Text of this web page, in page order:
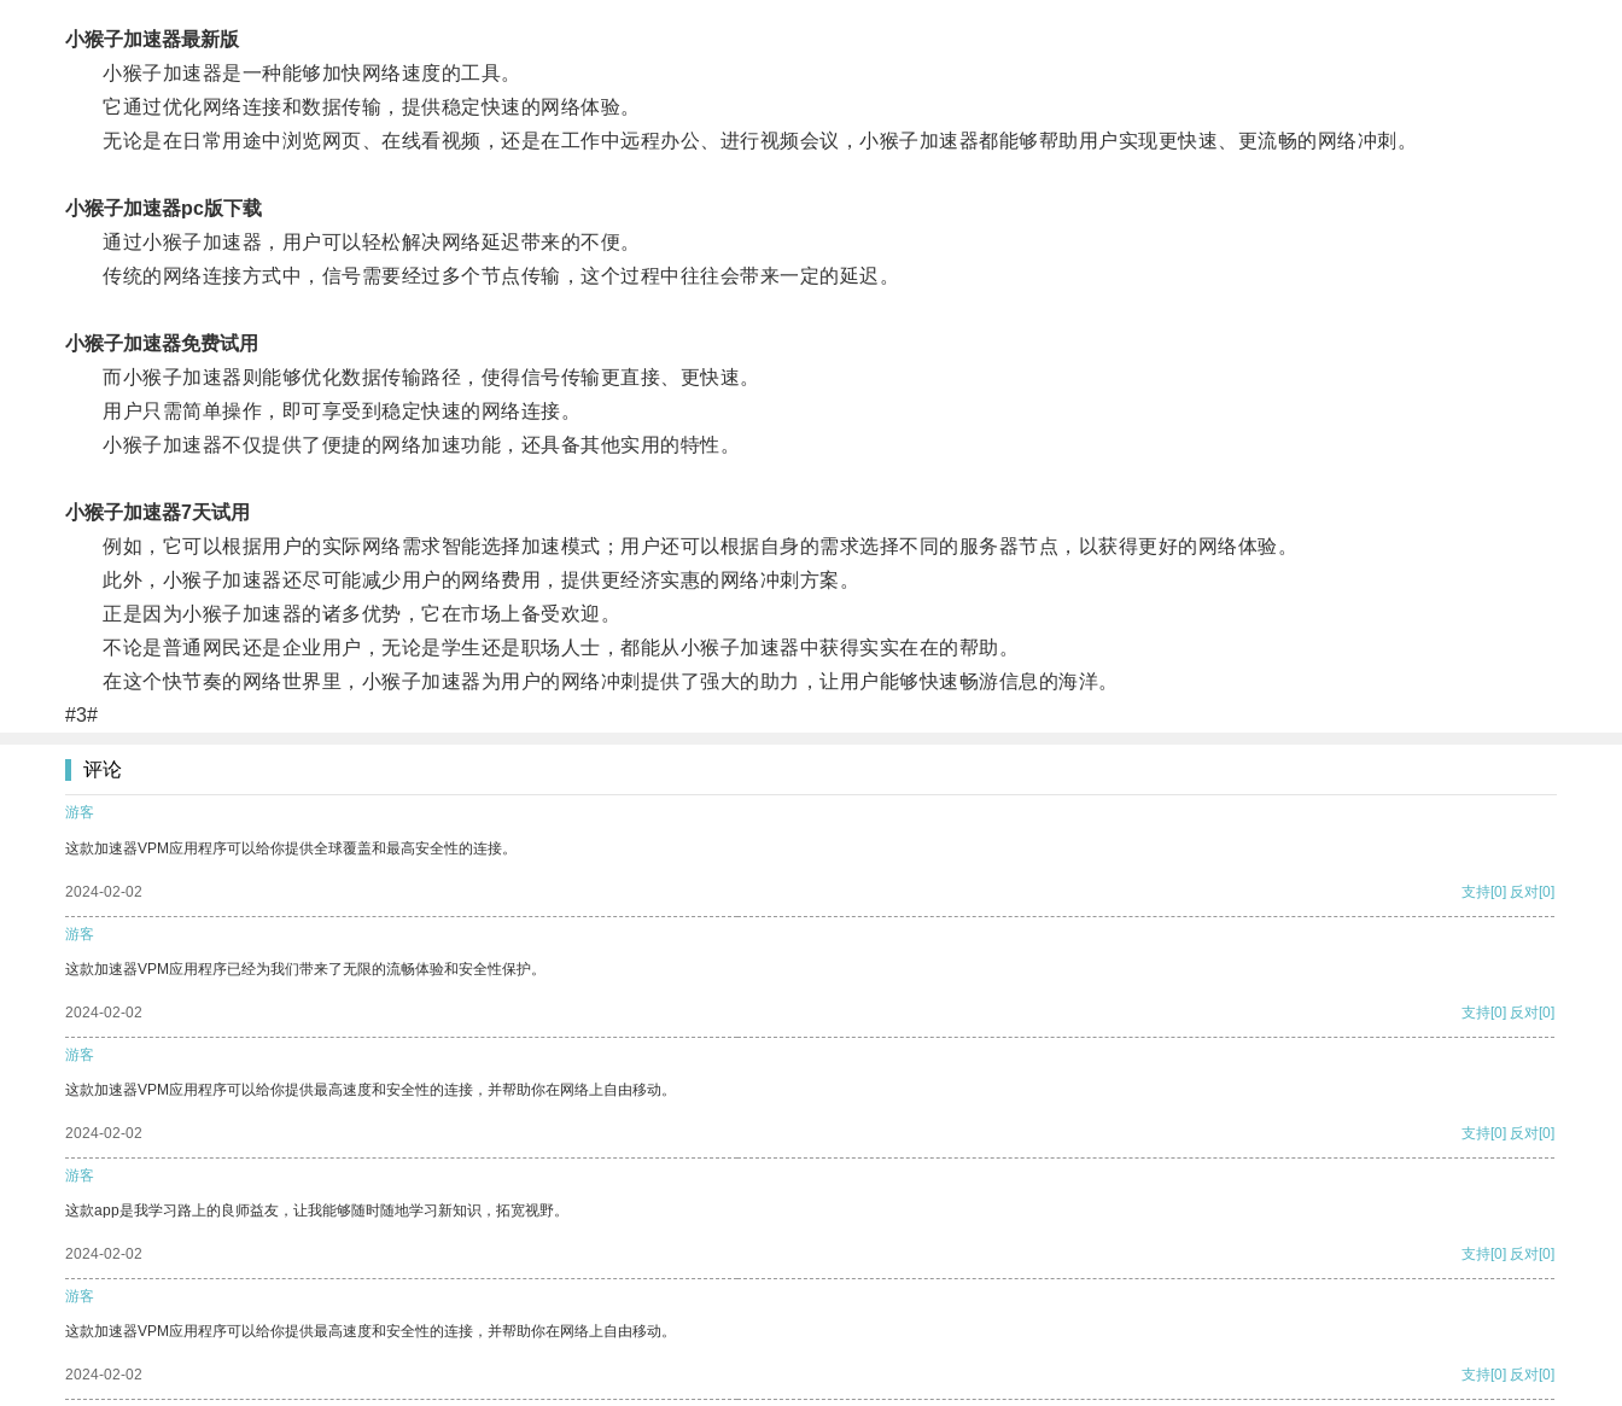
小猴子加速器最新版
小猴子加速器是一种能够加快网络速度的工具。
它通过优化网络连接和数据传输，提供稳定快速的网络体验。
无论是在日常用途中浏览网页、在线看视频，还是在工作中远程办公、进行视频会议，小猴子加速器都能够帮助用户实现更快速、更流畅的网络冲刺。
小猴子加速器pc版下载
通过小猴子加速器，用户可以轻松解决网络延迟带来的不便。
传统的网络连接方式中，信号需要经过多个节点传输，这个过程中往往会带来一定的延迟。
小猴子加速器免费试用
而小猴子加速器则能够优化数据传输路径，使得信号传输更直接、更快速。
用户只需简单操作，即可享受到稳定快速的网络连接。
小猴子加速器不仅提供了便捷的网络加速功能，还具备其他实用的特性。
小猴子加速器7天试用
例如，它可以根据用户的实际网络需求智能选择加速模式；用户还可以根据自身的需求选择不同的服务器节点，以获得更好的网络体验。
此外，小猴子加速器还尽可能减少用户的网络费用，提供更经济实惠的网络冲刺方案。
正是因为小猴子加速器的诸多优势，它在市场上备受欢迎。
不论是普通网民还是企业用户，无论是学生还是职场人士，都能从小猴子加速器中获得实实在在的帮助。
在这个快节奏的网络世界里，小猴子加速器为用户的网络冲刺提供了强大的助力，让用户能够快速畅游信息的海洋。
#3#
评论
游客
这款加速器VPM应用程序可以给你提供全球覆盖和最高安全性的连接。
2024-02-02 支持[0] 反对[0]
游客
这款加速器VPM应用程序已经为我们带来了无限的流畅体验和安全性保护。
2024-02-02 支持[0] 反对[0]
游客
这款加速器VPM应用程序可以给你提供最高速度和安全性的连接，并帮助你在网络上自由移动。
2024-02-02 支持[0] 反对[0]
游客
这款app是我学习路上的良师益友，让我能够随时随地学习新知识，拓宽视野。
2024-02-02 支持[0] 反对[0]
游客
这款加速器VPM应用程序可以给你提供最高速度和安全性的连接，并帮助你在网络上自由移动。
2024-02-02 支持[0] 反对[0]